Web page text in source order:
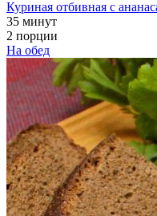
Куриная отбивная с
35 минут
2 порции
На обед